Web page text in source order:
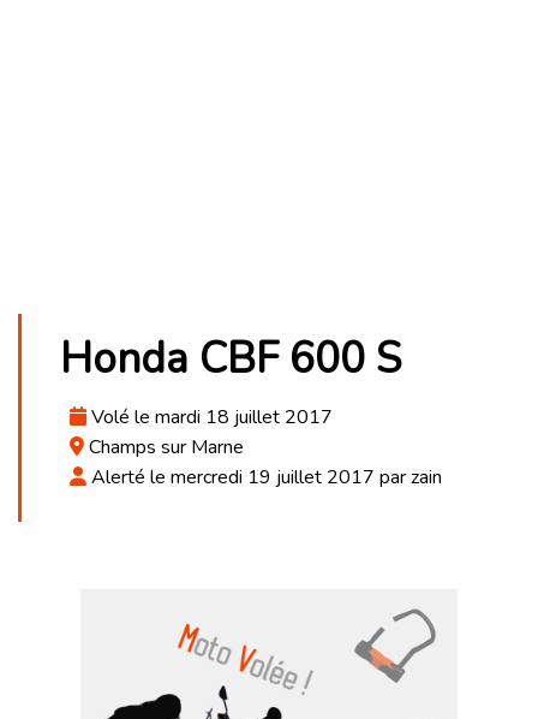
Honda CBF 600 S
Volé le mardi 18 juillet 2017
Champs sur Marne
Alerté le mercredi 19 juillet 2017 par zain